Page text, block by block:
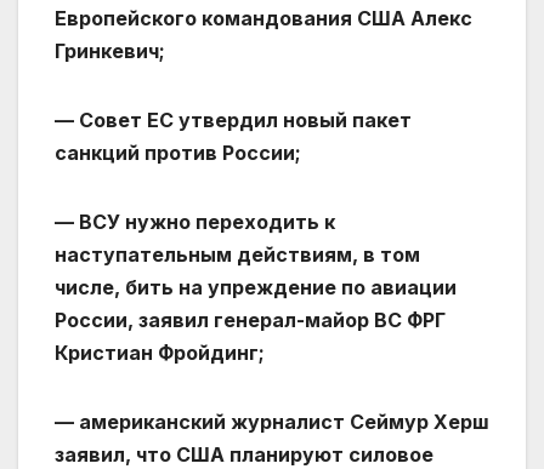
Европейского командования США Алекс
Гринкевич;
— Совет ЕС утвердил новый пакет
санкций против России;
— ВСУ нужно переходить к
наступательным действиям, в том
числе, бить на упреждение по авиации
России, заявил генерал-майор ВС ФРГ
Кристиан Фройдинг;
— американский журналист Сеймур Херш
заявил, что США планируют силовое